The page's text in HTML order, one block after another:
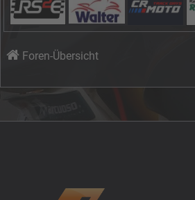
Foren-Übersicht